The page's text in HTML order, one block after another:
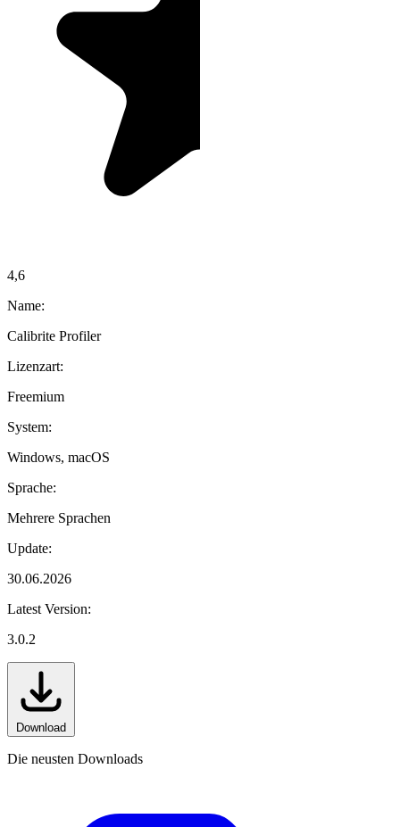
4,6
Name:
Calibrite Profiler
Lizenzart:
Freemium
System:
Windows, macOS
Sprache:
Mehrere Sprachen
Update:
30.06.2026
Latest Version:
3.0.2
Download
Die neusten Downloads